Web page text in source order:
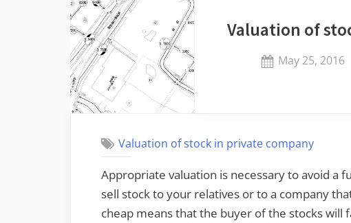
Valuation of
Posted
May 25, 2016
Valuation of stock in private company
Appropriate valuation is necessary to avoid a
sell stock to your relatives or to a company
cheap means that the buyer of the stocks will